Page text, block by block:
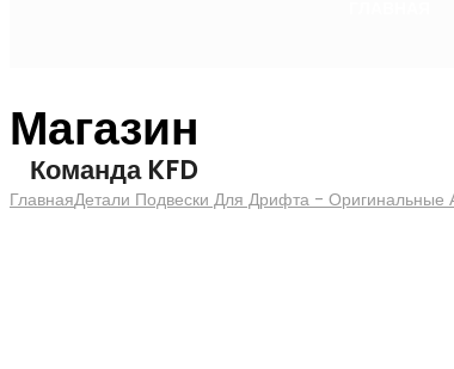
Команда KFD
Магазин
ГлавнаяДетали Подвески Для Дрифта - Оригинальные